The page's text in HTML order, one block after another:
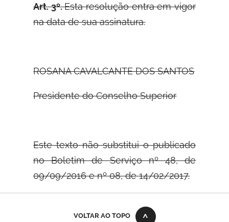
Art. 3º.Esta resolução entra em vigor
na data de sua assinatura.
ROSANA CAVALCANTE DOS SANTOS
Presidente do Conselho Superior
Este texto não substitui o publicado
no Boletim de Serviço nº 48, de
09/09/2016 e nº 08, de 14/02/2017.
VOLTAR AO TOPO